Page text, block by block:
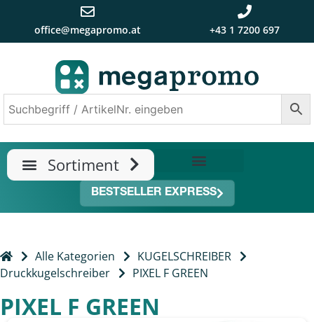
office@megapromo.at +43 1 7200 697
BESTSELLER EXPRESS
Alle Kategorien
KUGELSCHREIBER
Druckkugelschreiber
PIXEL F GREEN
PIXEL F GREEN